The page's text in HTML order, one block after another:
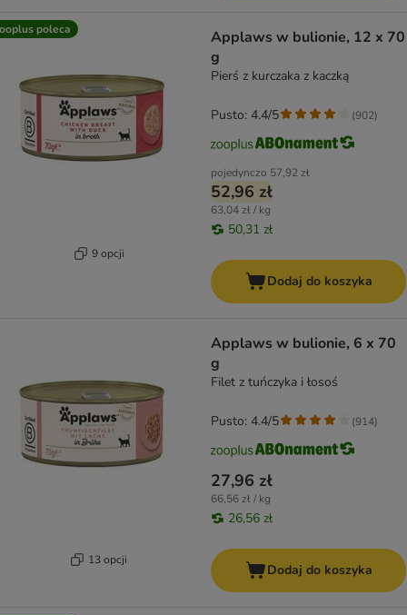
poleca
9 opcji
Applaws w bulionie, 12 x 70
g
Pierś z kurczaka z kaczką
pojedynczo 57,92 zł
52,96 zł
63,04 zł / kg
50,31 zł
Pusto: 4.4/5 (902)
Dodaj do koszyka
13 opcji
Applaws w bulionie, 6 x 70
g
Filet z tuńczyka i łosoś
27,96 zł
66,56 zł / kg
26,56 zł
Pusto: 4.4/5 (914)
Dodaj do koszyka